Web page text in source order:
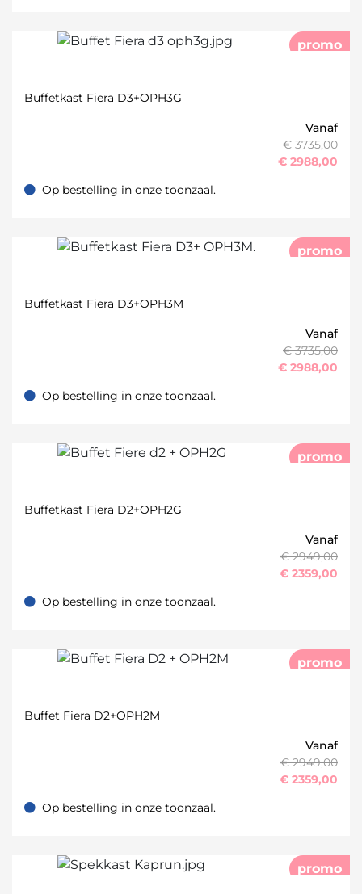
promo
Buffetkast Fiera D3+OPH3G
Vanaf
€ 3735,00
€ 2988,00
Op bestelling in onze toonzaal.
Op bestelling in onze toonzaal.
promo
Buffetkast Fiera D3+OPH3M
Vanaf
€ 3735,00
€ 2988,00
Op bestelling in onze toonzaal.
Op bestelling in onze toonzaal.
promo
Buffetkast Fiera D2+OPH2G
Vanaf
€ 2949,00
€ 2359,00
Op bestelling in onze toonzaal.
Op bestelling in onze toonzaal.
promo
Buffet Fiera D2+OPH2M
Vanaf
€ 2949,00
€ 2359,00
Op bestelling in onze toonzaal.
Op bestelling in onze toonzaal.
promo